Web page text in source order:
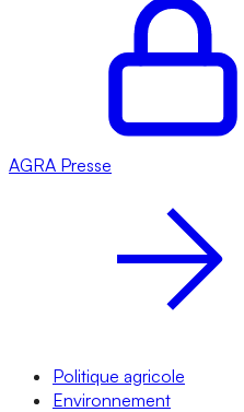
AGRA Presse
Politique agricole
Environnement